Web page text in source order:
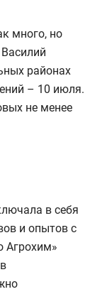
много, но
районах
– 10 июля.
не менее
в себя
и опытов с
Агрохим»